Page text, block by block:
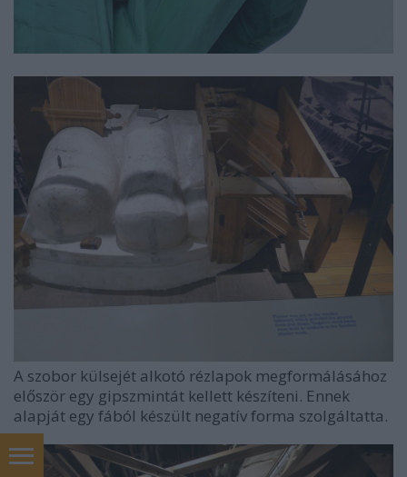
A szobor külsejét alkotó rézlapok megformálásához
először egy gipszmintát kellett készíteni. Ennek
alapját egy fából készült negatív forma szolgáltatta.